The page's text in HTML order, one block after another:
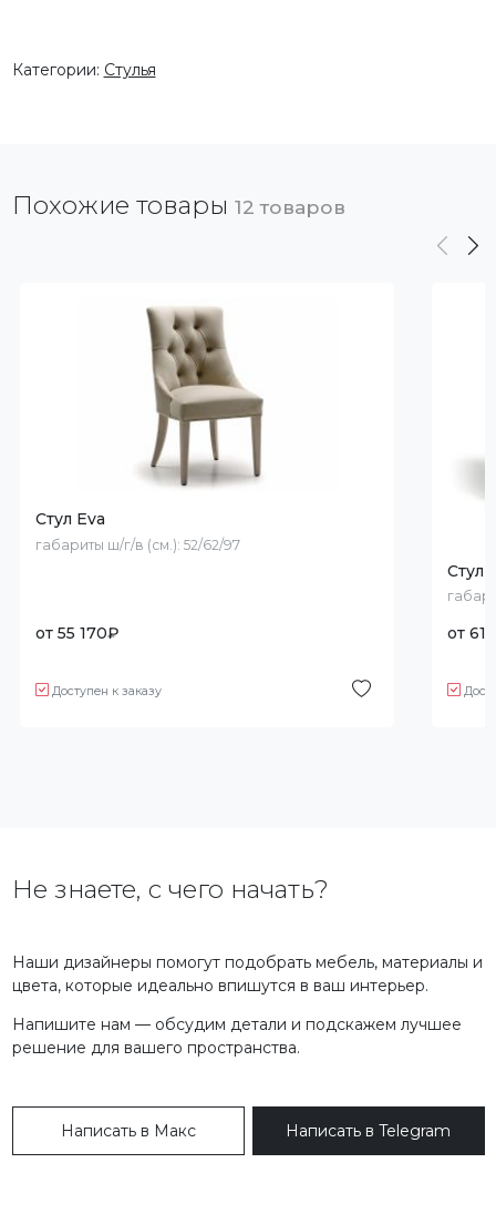
Категории: Стулья
Похожие товары 12 товаров
Стул Eva
габариты ш/г/в (см.): 52/62/97
от 55 170₽
Доступен к заказу
Стул
от 61
Не знаете, с чего начать?
Наши дизайнеры помогут подобрать мебель, материалы и
цвета, которые идеально впишутся в ваш интерьер.
Напишите нам — обсудим детали и подскажем лучшее
решение для вашего пространства.
Написать в Макс Написать в Telegram